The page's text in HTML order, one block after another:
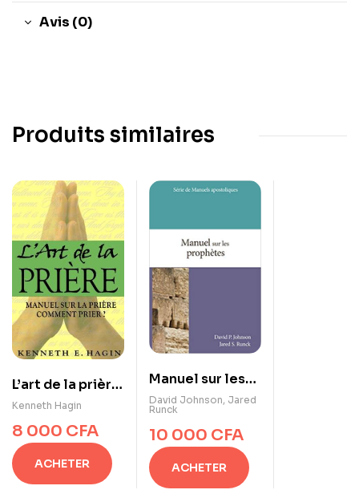
Avis (0)
Produits similaires
L’art de la prière
de Kenneth
Hagin
Kenneth Hagin
8 000 CFA
ACHETER
Manuel sur les
prophètes
(Manuels
apostoliques)
David Johnson, Jared
Runck
10 000 CFA
ACHETER